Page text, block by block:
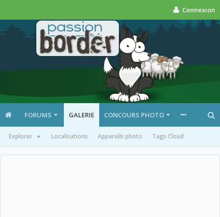
Connexion
FORUMS GALERIE
Explorer Localisations Appareils photo Tags Cloud
CONCOURS PHOTO